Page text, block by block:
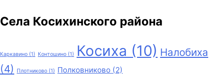
Села Косихинского района
Каркавино (1) Контошино (1) Косиха (10) Налобиха
(4)
Плотниково (1) Полковниково (2)